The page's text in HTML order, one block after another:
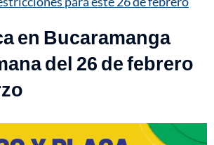
en Bucaramanga
del 26 de febrero